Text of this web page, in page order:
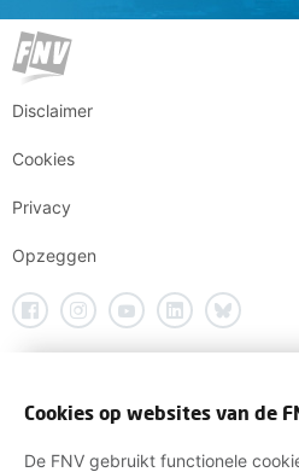
Disclaimer
Cookies
Privacy
Opzeggen
Cookies op websites van de
De FNV gebruikt functionele